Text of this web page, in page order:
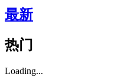
最新
热门
Loading...